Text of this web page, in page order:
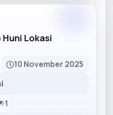
Huni Lokasi
10 November 2025
1